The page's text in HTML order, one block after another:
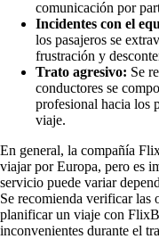
comunicación por
Incidentes con el
los pasajeros se
frustración y
Trato agresivo: Se
conductores se
profesional hacia los
viaje.
En general, la compañía
viajar por Europa, pero es
servicio puede variar
Se recomienda verificar las
planificar un viaje con
inconvenientes durante el